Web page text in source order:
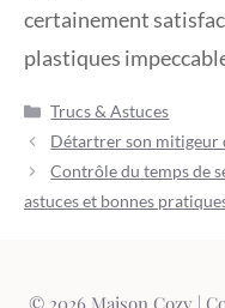
certainement
plastiques
Catégories
Trucs & Astuces
Détartrer son mitigeur
Contrôle du temps de
astuces et bonnes